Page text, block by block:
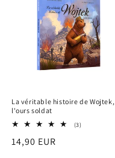
La véritable histoire de Wojtek,
l'ours soldat
(3)3
Prix
14,90 EUR